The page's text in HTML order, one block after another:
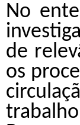
No
de
os